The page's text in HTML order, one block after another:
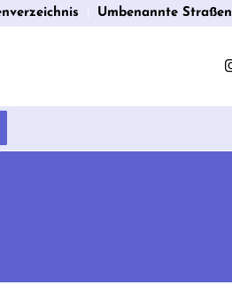
Umbenannte Straßen